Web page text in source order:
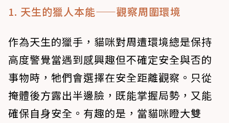
1. 天生的獵人本能——觀察周圍環境
作為天生的獵手，貓咪對周遭環境總是保持
高度警覺當遇到感興趣但不確定安全與否的
事物時，牠們會選擇在安全距離觀察。只從
掩體後方露出半邊臉，既能掌握局勢，又能
確保自身安全。有趣的是，當貓咪瞪大雙